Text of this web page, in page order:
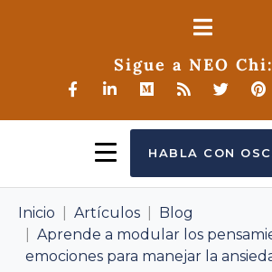
Sigue a NEO Chi:
HABLA CON
Inicio Artículos
Blog
Aprende a modular los
emociones para manejar la